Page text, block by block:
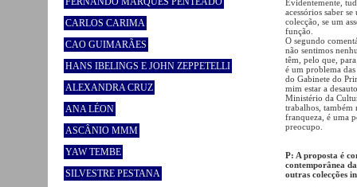
CARLOS CARIMA
CAO GUIMARÃES
HANS IBELINGS E JOHN ZEPPETELLI
ALEXANDRA CRUZ
ANA LÉON
ASCÂNIO MMM
YAW TEMBE
SILVESTRE PESTANA
Evidentemente,
acessórios saber
colecção, se um
função.
O segundo
não sentimos
têm, pelo que,
é um problema
do Gabinete do
mim estar a
Ministério da
trabalhos, também
franqueza, é uma
preocupo.
P: A proposta é
contemporânea
outras colecções